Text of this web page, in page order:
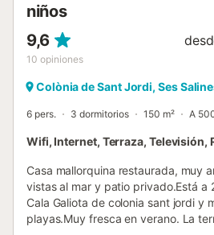
niños
9,6
10 opiniones
Colònia de Sant Jordi, Ses
6 pers. 3 dormitorios 150 m² A
Wifi, Internet, Terraza, Televisión,
Casa mallorquina restaurada, muy
vistas al mar y patio privado.Está a
Cala Galiota de colonia sant jordi y
playas.Muy fresca en verano. La